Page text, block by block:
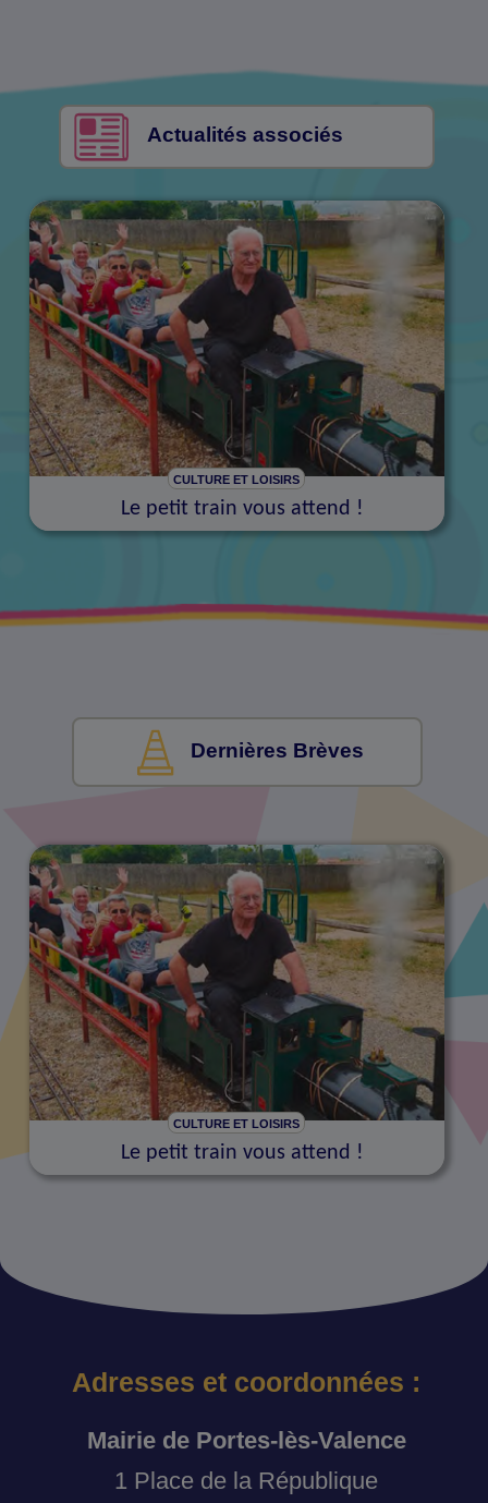
Actualités associés
CULTURE ET LOISIRS
Le petit train vous attend !
Dernières Brèves
CULTURE ET LOISIRS
Le petit train vous attend !
Adresses et coordonnées :
Mairie de Portes-lès-Valence
1 Place de la République